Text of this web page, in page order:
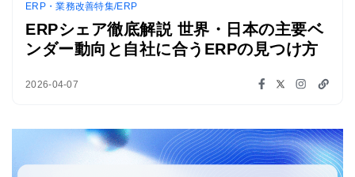
ERP・業務改善特集/ERP
ERPシェア徹底解説 世界・日本の主要ベ
ンダー動向と自社に合うERPの見つけ方
2026-04-07